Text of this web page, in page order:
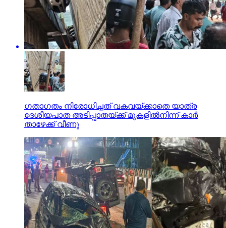
ഗതാഗതം നിരോധിച്ചത് വകവയ്ക്കാതെ യാത്ര
ദേശീയപാത അടിപ്പാതയ്ക്ക് മുകളില്‍നിന്ന് കാര്‍
താഴേക്ക് വീണു